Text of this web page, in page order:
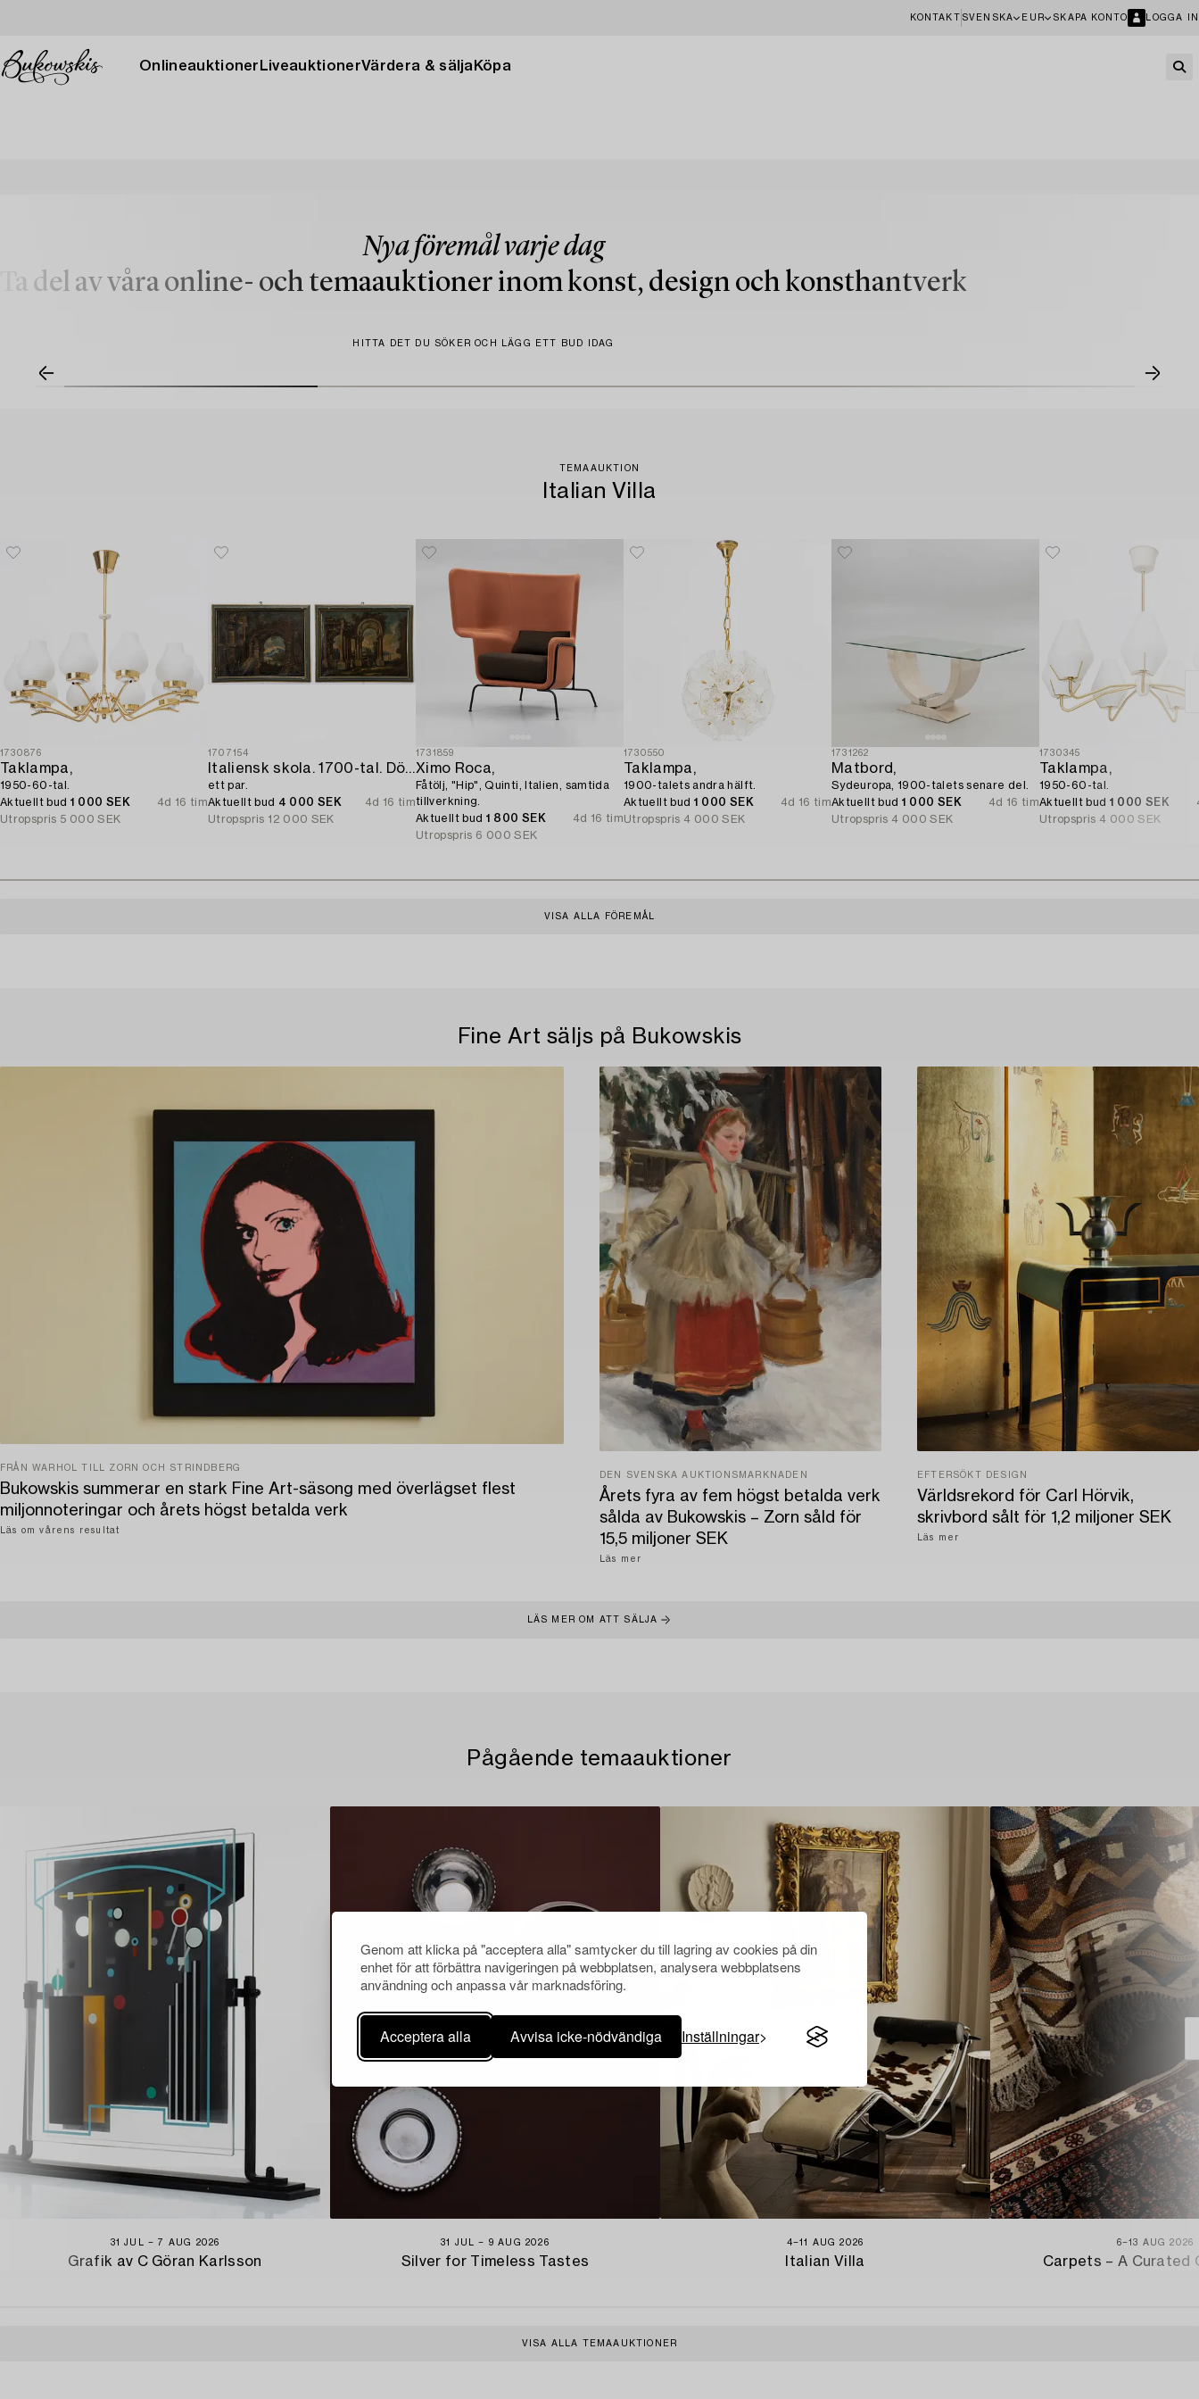
Genom att klicka på "acceptera alla" samtycker du till lagring av cookies på din
enhet för att förbättra navigeringen på webbplatsen, analysera webbplatsens
användning och anpassa vår marknadsföring.
Acceptera alla Avvisa icke-nödvändiga Inställningar
KONTAKT SVENSKA EUR SKAPA KONTO LOGGA IN
Onlineauktioner LiveauktionerVärdera & sälja Köpa
Nya föremål varje dag
Ta del av våra online- och temaauktioner inom konst, design och konsthantverk
HITTA DET DU SÖKER OCH LÄGG ETT BUD IDAG
TEMAAUKTION
Italian Villa
1730876
Taklampa,
1950-60-tal.
Aktuellt bud 1 000 SEK
4d 16 tim
Utropspris 5 000 SEK
1707154
Italiensk skola. 1700-tal. Dörröverstycken,
ett par.
Aktuellt bud 4 000 SEK
4d 16 tim
Utropspris 12 000 SEK
1731859
Ximo Roca,
Fåtölj, "Hip", Quinti, Italien, samtida
tillverkning.
Aktuellt bud 1 800 SEK
4d 16 tim
Utropspris 6 000 SEK
1730550
Taklampa,
1900-talets andra hälft.
Aktuellt bud 1 000 SEK
4d 16 tim
Utropspris 4 000 SEK
1731262
Matbord,
Sydeuropa, 1900-talets senare del.
Aktuellt bud 1 000 SEK
4d 16 tim
Utropspris 4 000 SEK
1730345
Taklampa,
1950-60-tal.
Aktuellt bud 1 000 SEK
Utropspris 4 000 SEK
VISA ALLA FÖREMÅL
Fine Art säljs på Bukowskis
FRÅN WARHOL TILL ZORN OCH STRINDBERG
Bukowskis summerar en stark Fine Art-säsong med överlägset flest
miljonnoteringar och årets högst betalda verk
Läs om vårens resultat
DEN SVENSKA AUKTIONSMARKNADEN
Årets fyra av fem högst betalda verk
sålda av Bukowskis – Zorn såld för
15,5 miljoner SEK
Läs mer
EFTERSÖKT DESIGN
Världsrekord för Carl Hörvik,
skrivbord sålt för 1,2 miljoner SEK
Läs mer
LÄS MER OM ATT SÄLJA
Pågående temaauktioner
31 JUL − 7 AUG 2026
Grafik av C Göran Karlsson
31 JUL − 9 AUG 2026
Silver for Timeless Tastes
4−11 AUG 2026
Italian Villa
6−13 AUG 2026
Carpets – A Curated
VISA ALLA TEMAAUKTIONER